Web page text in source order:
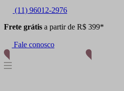
(11) 96012-2976
Frete grátis a partir de R$ 399*
Fale conosco